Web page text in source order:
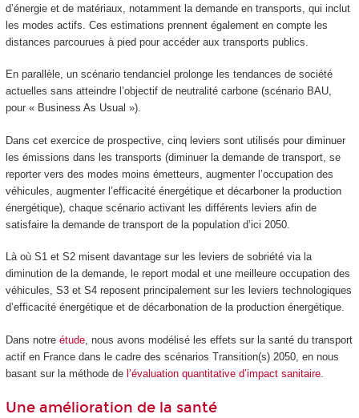
d’énergie et de matériaux, notamment la demande en transports, qui inclut
les modes actifs. Ces estimations prennent également en compte les
distances parcourues à pied pour accéder aux transports publics.
En parallèle, un scénario tendanciel prolonge les tendances de société
actuelles sans atteindre l’objectif de neutralité carbone (scénario BAU,
pour « Business As Usual »).
Dans cet exercice de prospective, cinq leviers sont utilisés pour diminuer
les émissions dans les transports (diminuer la demande de transport, se
reporter vers des modes moins émetteurs, augmenter l’occupation des
véhicules, augmenter l’efficacité énergétique et décarboner la production
énergétique), chaque scénario activant les différents leviers afin de
satisfaire la demande de transport de la population d’ici 2050.
Là où S1 et S2 misent davantage sur les leviers de sobriété via la
diminution de la demande, le report modal et une meilleure occupation des
véhicules, S3 et S4 reposent principalement sur les leviers technologiques
d’efficacité énergétique et de décarbonation de la production énergétique.
Dans notre étude, nous avons modélisé les effets sur la santé du transport
actif en France dans le cadre des scénarios Transition(s) 2050, en nous
basant sur la méthode de l’évaluation quantitative d’impact sanitaire.
Une amélioration de la santé